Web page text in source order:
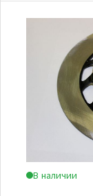
В наличии